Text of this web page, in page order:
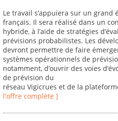
Le travail s’appuiera sur un grand
français. Il sera réalisé dans un
hybride, à l’aide de stratégies
prévisions probabilistes. Les
devront permettre de faire
systèmes opérationnels de
notamment, d’ouvrir des voies
de prévision du
réseau Vigicrues et de la
l'offre complète ]